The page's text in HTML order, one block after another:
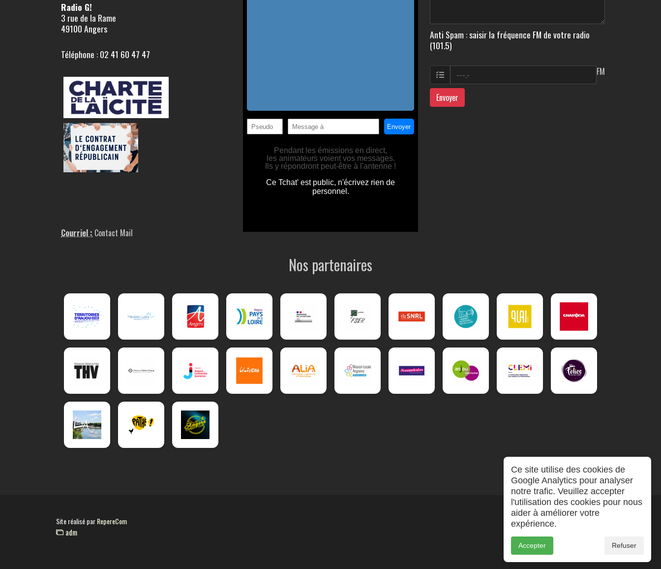
Radio G!
3 rue de la Rame
49100 Angers
Téléphone : 02 41 60 47 47
Courriel : Contact Mail
Anti Spam : saisir la fréquence FM de votre radio
(101.5)
FM
Envoyer
Nos partenaires
Site réalisé parRepereCom
adm
Ce site utilise des cookies de
Google Analytics pour analyser
notre trafic. Veuillez accepter
l'utilisation des cookies pour nous
aider à améliorer votre
expérience.
Accepter Refuser